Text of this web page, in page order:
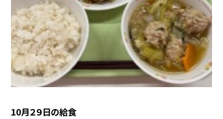
10月２９日の給食